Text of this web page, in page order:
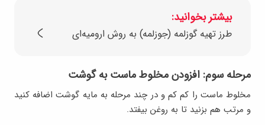
بیشتر بخوانید:
طرز تهیه گوزلمه (جوزلمه) به روش ارومیه‌ای
مرحله سوم: افزودن مخلوط ماست به گوشت
مخلوط ماست را کم کم و در چند مرحله به مایه گوشت اضافه کنید
و مرتب هم بزنید تا به روغن بیفتد.